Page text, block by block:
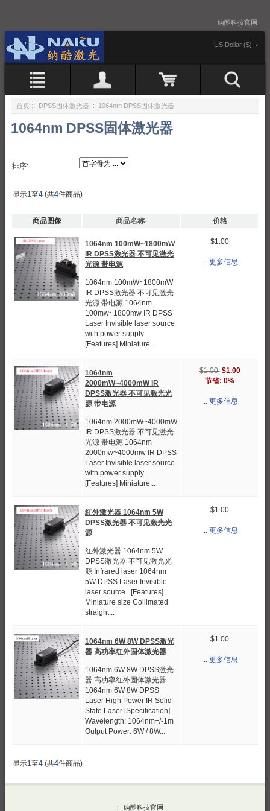
纳酷科技官网
US Dollar ($)
首页 :: DPSS固体激光器 :: 1064nm DPSS固体激光器
1064nm DPSS固体激光器
排序:
显示1至4 (共4件商品)
商品图像 商品名称- 价格
1064nm 100mW~1800mW
IR DPSS激光器 不可见激光
光源 带电源
1064nm 100mW~1800mW
IR DPSS激光器 不可见激光
光源 带电源 1064nm
100mw~1800mw IR DPSS
Laser Invisible laser source
with power supply
[Features] Miniature...
$1.00
... 更多信息
1064nm
2000mW~4000mW IR
DPSS激光器 不可见激光光
源 带电源
1064nm 2000mW~4000mW
IR DPSS激光器 不可见激光
光源 带电源 1064nm
2000mw~4000mw IR DPSS
Laser Invisible laser source
with power supply
[Features] Miniature...
$1.00 $1.00
节省: 0%
... 更多信息
红外激光器 1064nm 5W
DPSS激光器 不可见激光光
源
红外激光器 1064nm 5W
DPSS激光器 不可见激光光
源 Infrared laser 1064nm
5W DPSS Laser Invisible
laser source [Features]
Miniature size Collimated
straight...
$1.00
... 更多信息
1064nm 6W 8W DPSS激光
器 高功率红外固体激光器
1064nm 6W 8W DPSS激光
器 高功率红外固体激光器
1064nm 6W 8W DPSS
Laser High Power IR Solid
State Laser [Specification]
Wavelength: 1064nm+/-1m
Output Power: 6W / 8W...
$1.00
... 更多信息
显示1至4 (共4件商品)
:: 纳酷科技官网